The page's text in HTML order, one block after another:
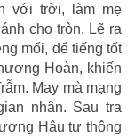
với trời, làm mẹ
cho tròn. Lẽ ra
mối, để tiếng tốt
Hoàn, khiến
May mà mạng
nhân. Sau tra
Hậu tư thông